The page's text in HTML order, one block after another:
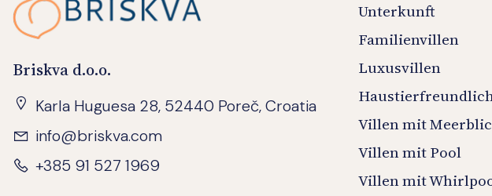
Briskva d.o.o.
Karla Huguesa 28, 52440 Poreč, Croatia
info@briskva.com
+385 91 527 1969
Unterkunft
Familienvillen
Luxusvillen
Villen mit
Villen mit Pool
Villen mit